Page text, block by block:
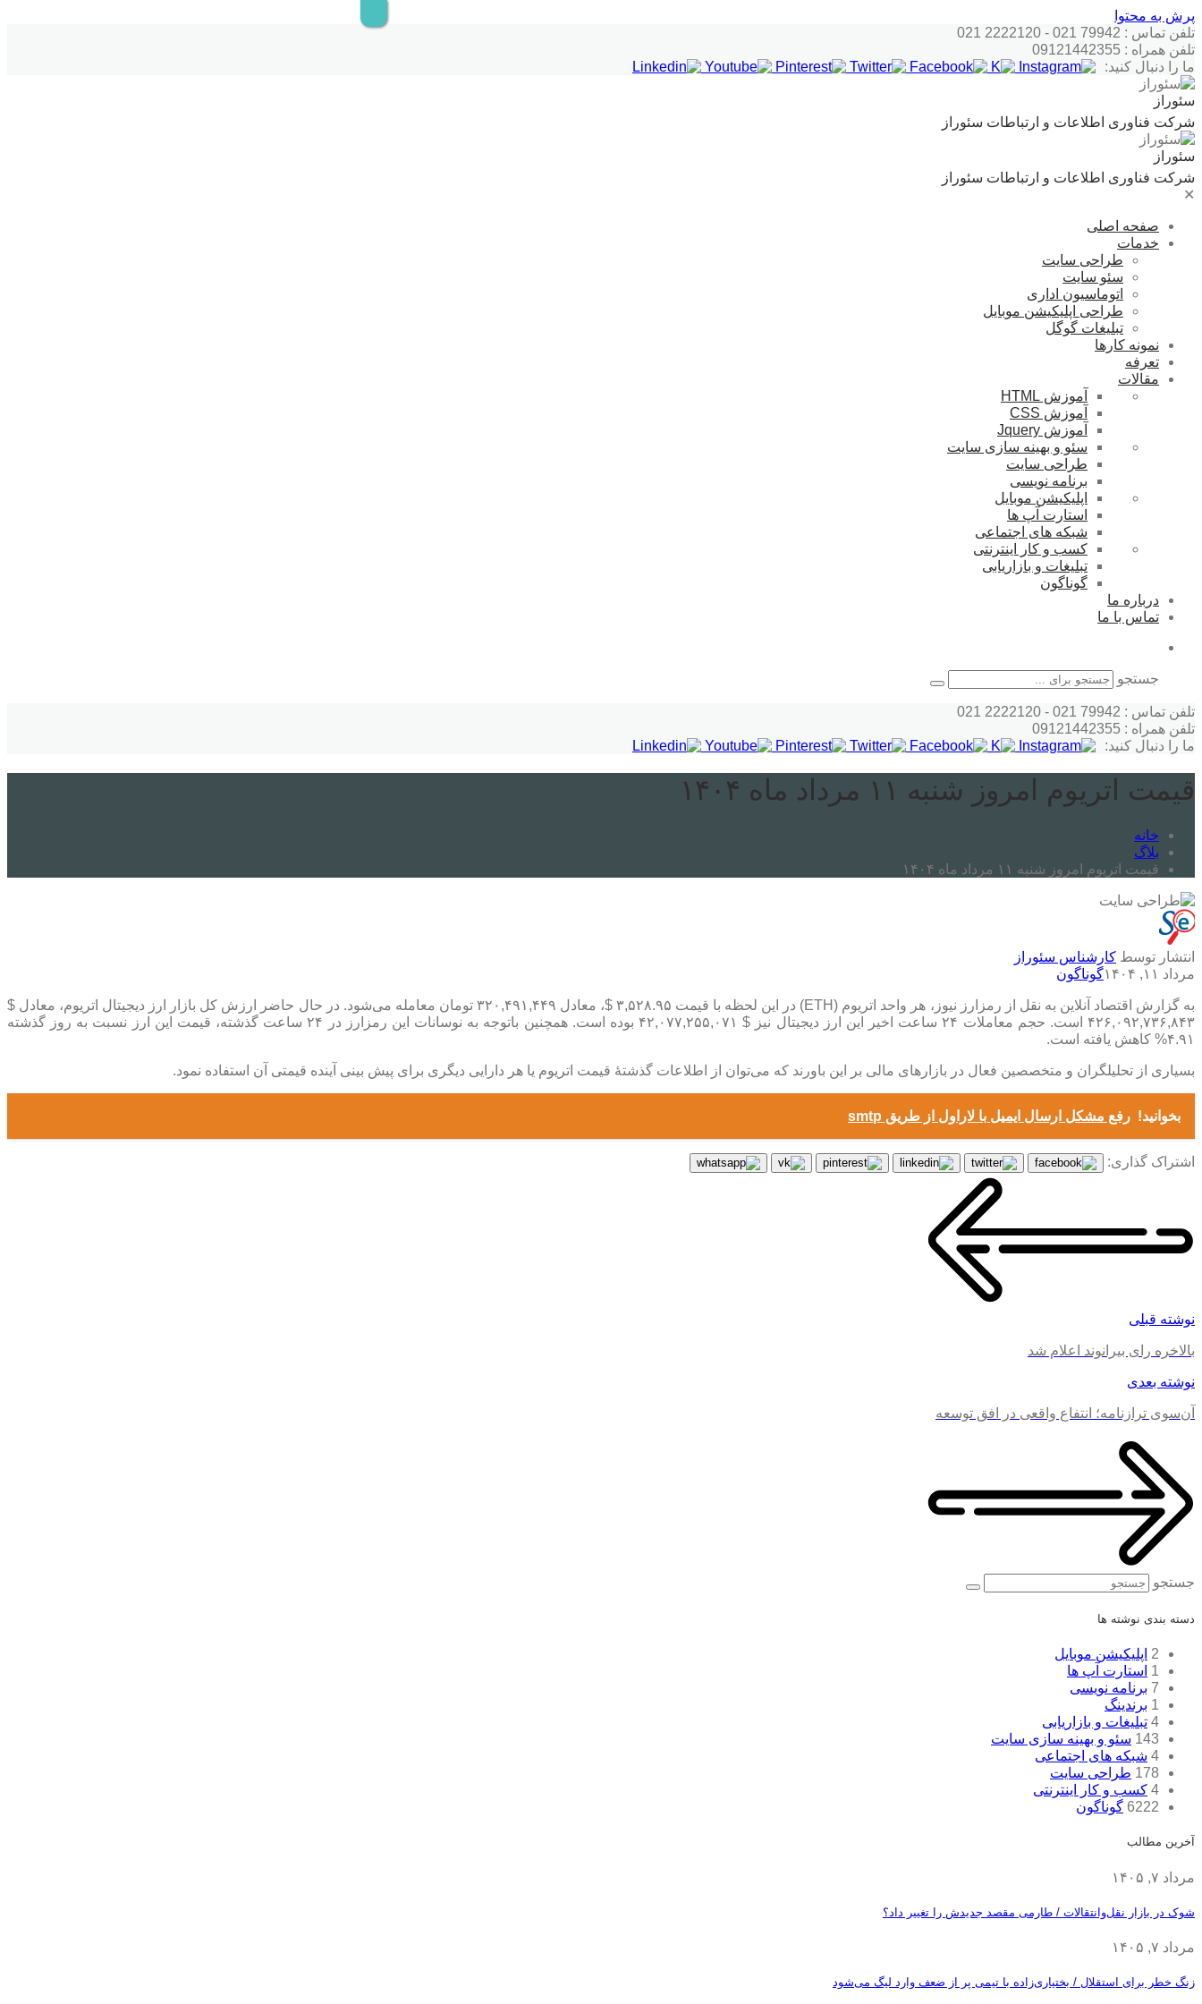
پرش به محتوا
تلفن تماس : 79942 021 - 2222120 021
تلفن همراه : 09121442355
ما را دنبال کنید:
سئوراز
شرکت فناوری اطلاعات و ارتباطات سئوراز
سئوراز
شرکت فناوری اطلاعات و ارتباطات سئوراز
✕
صفحه اصلی
خدمات
طراحی سایت
سئو سایت
اتوماسیون اداری
طراحی اپلیکیشن موبایل
تبلیغات گوگل
نمونه کارها
تعرفه
مقالات
آموزش HTML
آموزش CSS
آموزش Jquery
سئو و بهینه سازی سایت
طراحی سایت
برنامه نویسی
اپلیکیشن موبایل
استارت آپ ها
شبکه های اجتماعی
کسب و کار اینترنتی
تبلیغات و بازاریابی
گوناگون
درباره ما
تماس با ما
جستجو
تلفن تماس : 79942 021 - 2222120 021
تلفن همراه : 09121442355
ما را دنبال کنید:
قیمت اتریوم امروز شنبه ۱۱ مرداد ماه ۱۴۰۴
خانه
بلاگ
قیمت اتریوم امروز شنبه ۱۱ مرداد ماه ۱۴۰۴
انتشار توسط کارشناس سئوراز
مرداد ۱۱, ۱۴۰۴
گوناگون
به گزارش اقتصاد آنلاین به نقل از رمزارز نیوز، هر واحد اتریوم (ETH) در این لحظه با قیمت ۳,۵۲۸.۹۵ $، معادل ۳۲۰,۴۹۱,۴۴۹ تومان معامله می‌شود. در حال حاضر ارزش کل بازار ارز دیجیتال اتریوم، معادل $
۴۲۶,۰۹۲,۷۳۶,۸۴۳ است. حجم معاملات ۲۴ ساعت اخیر این ارز دیجیتال نیز $ ۴۲,۰۷۷,۲۵۵,۰۷۱ بوده است. همچنین باتوجه به نوسانات این رمزارز در ۲۴ ساعت گذشته، قیمت این ارز نسبت به روز گذشته
۴.۹۱% کاهش یافته است.
بسیاری از تحلیلگران و متخصصین فعال در بازار‌های مالی بر این باورند که می‌توان از اطلاعات گذشتۀ قیمت اتریوم یا هر دارایی دیگری برای پیش بینی آینده قیمتی آن استفاده نمود.
بخوانید! رفع مشکل ارسال ایمیل با لاراول از طریق smtp
اشتراک گذاری:
نوشته قبلی
بالاخره رای بیرانوند اعلام شد
نوشته بعدی
آن‌سوی ترازنامه؛ انتفاع واقعی در افق توسعه
جستجو
دسته بندی نوشته ها
2 اپلیکیشن موبایل
1 استارت آپ ها
7 برنامه نویسی
1 برندینگ
4 تبلیغات و بازاریابی
143 سئو و بهینه سازی سایت
4 شبکه های اجتماعی
178 طراحی سایت
4 کسب و کار اینترنتی
6222 گوناگون
آخرین مطالب
مرداد ۷, ۱۴۰۵
شوک در بازار نقل‌وانتقالات / طارمی مقصد جدیدش را تغییر داد؟
مرداد ۷, ۱۴۰۵
زنگ خطر برای استقلال / بختیاری‌زاده با تیمی پر از ضعف وارد لیگ می‌شود